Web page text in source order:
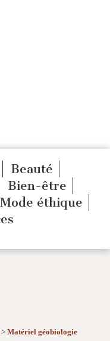
Beauté
Bien-être
Mode éthique
Matériel géobiologie